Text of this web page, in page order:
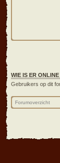
WIE IS ER ONLINE
Gebruikers op dit
Forumoverzicht